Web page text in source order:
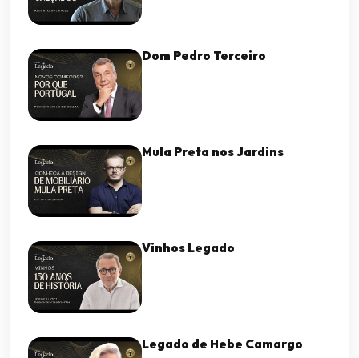
Dom Pedro Terceiro
Mula Preta nos Jardins
Vinhos Legado
Legado de Hebe Camargo